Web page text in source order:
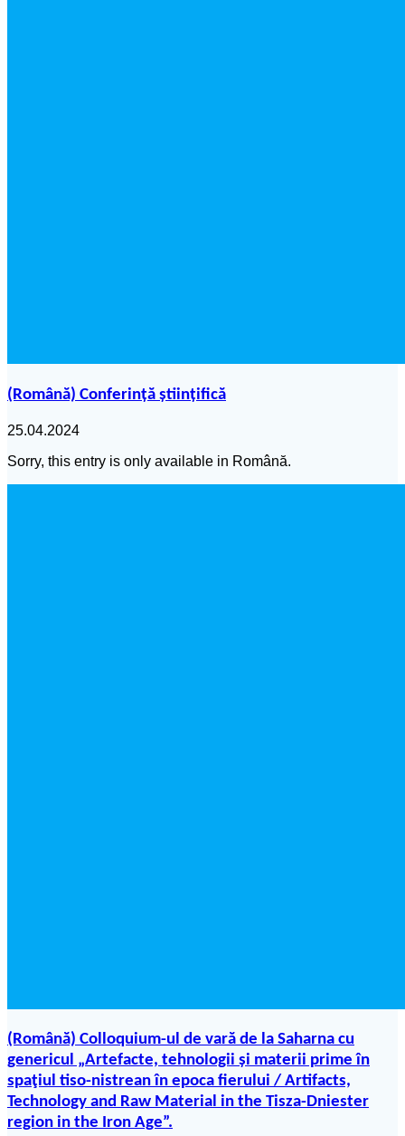
(Română) Conferință științifică
25.04.2024
Sorry, this entry is only available in Română.
(Română) Colloquium-ul de vară de la Saharna cu
genericul „Artefacte, tehnologii și materii prime în
spaţiul tiso-nistrean în epoca fierului / Artifacts,
Technology and Raw Material in the Tisza-Dniester
region in the Iron Age”.